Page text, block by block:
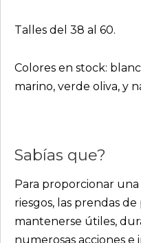
Talles del 38 al 60.
Colores en stock:
marino, verde oliva, y
Sabías que?
Para proporcionar
riesgos, las prendas
mantenerse útiles,
numerosas acciones